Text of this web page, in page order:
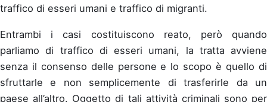
traffico di esseri umani e traffico di migranti.
Entrambi i casi costituiscono reato, però quando
parliamo di traffico di esseri umani, la tratta avviene
senza il consenso delle persone e lo scopo è quello di
sfruttarle e non semplicemente di trasferirle da un
paese all’altro. Oggetto di tali attività criminali sono per